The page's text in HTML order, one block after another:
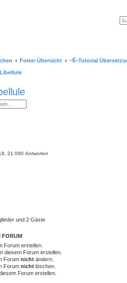
Foren-Übersicht
~წ~Tutorial
21:090 Antworten
und 2 Gäste
FORUM
Forum erstellen.
diesem Forum erstellen.
Forum nicht ändern.
Forum nicht löschen.
Forum erstellen.